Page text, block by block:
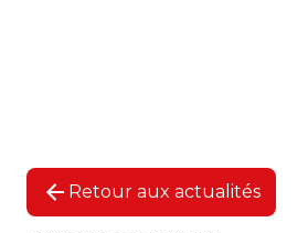
Retour aux actualités